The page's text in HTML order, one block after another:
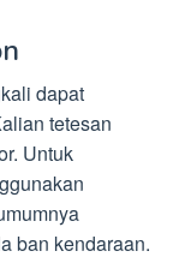
dapat
tetesan
Untuk
ban kendaraan.